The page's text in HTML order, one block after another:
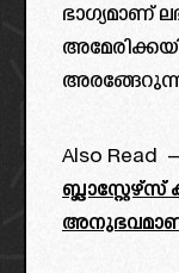
ഭാഗ്യമാണ്
Also Read –
അനുഭവമാണ്